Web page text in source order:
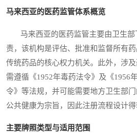
马来西亚的医药监管体系概览
马来西亚的医药监管主要由卫生部
责，该机构是评估、批准和监督所有
传统药品的核心权力机关。此外，涉
需遵循《1952年毒药法令》及《1956
令》等法规，并可能需要地方卫生部
公共健康为宗旨，因此注册流程设计得
主要牌照类型与适用范围